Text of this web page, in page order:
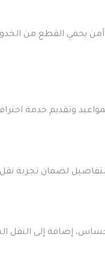
يحمي القطع من
وتقديم خدمة
لضمان تجربة نقل
إضافة إلى النقل